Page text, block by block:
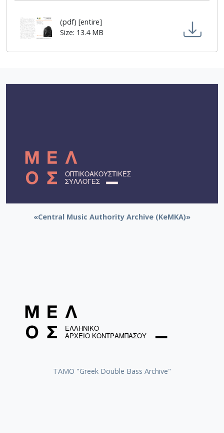
(pdf) [entire]
Size: 13.4 MB
«Central Music Authority Archive (KeMKA)»
ΤΑΜΟ "Greek Double Bass Archive"